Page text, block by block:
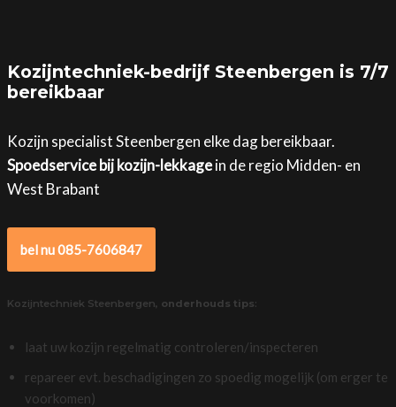
Kozijntechniek-bedrijf Steenbergen is 7/7
bereikbaar
Kozijn specialist Steenbergen elke dag bereikbaar.
Spoedservice bij kozijn-lekkagein de regio Midden- en
West Brabant
bel nu 085-7606847
Kozijntechniek Steenbergen, onderhouds tips:
laat uw kozijn regelmatig controleren/inspecteren
repareer evt. beschadigingen zo spoedig mogelijk (om erger te
voorkomen)